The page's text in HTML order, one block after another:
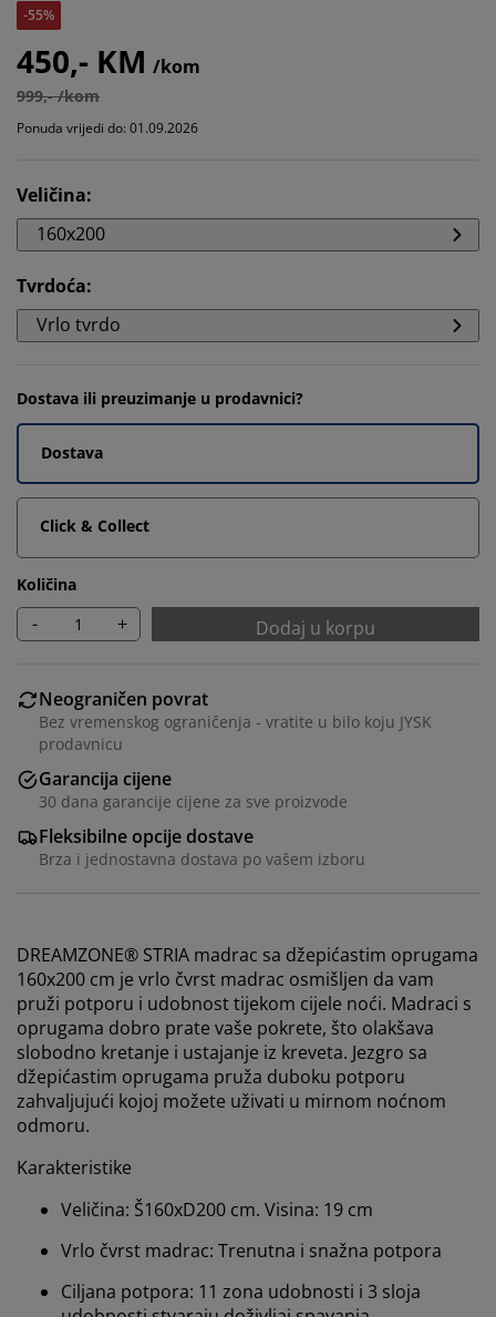
-55%
450,- KM /kom
999,- /kom
Ponuda vrijedi do: 01.09.2026
Veličina:
160x200
Tvrdoća:
Vrlo tvrdo
Dostava ili preuzimanje u prodavnici?
Dostava
Click & Collect
Količina
- + Dodaj u korpu
Neograničen povrat
Bez vremenskog ograničenja - vratite u bilo koju JYSK
prodavnicu
Garancija cijene
30 dana garancije cijene za sve proizvode
Fleksibilne opcije dostave
Brza i jednostavna dostava po vašem izboru
DREAMZONE® STRIA madrac sa džepićastim oprugama
160x200 cm je vrlo čvrst madrac osmišljen da vam
pruži potporu i udobnost tijekom cijele noći. Madraci s
oprugama dobro prate vaše pokrete, što olakšava
slobodno kretanje i ustajanje iz kreveta. Jezgro sa
džepićastim oprugama pruža duboku potporu
zahvaljujući kojoj možete uživati u mirnom noćnom
odmoru.
Karakteristike
Veličina: Š160xD200 cm. Visina: 19 cm
Vrlo čvrst madrac: Trenutna i snažna potpora
Ciljana potpora: 11 zona udobnosti i 3 sloja